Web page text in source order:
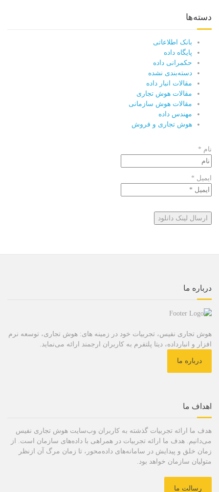
دسته‌ها
بانک اطلاعاتی
پایگاه داده
حکمرانی داده
دسته‌بندی نشده
مقالات انبار داده
مقالات هوش تجاری
مقالات هوش سازمانی
مهندس داده
هوش تجاری و فروش
نام *
ایمیل *
درباره ما
هوش تجاری نفیس، تجربیات خود در زمینه های: هوش تجاری، توسعه نرم
افزار و انبارداده، دیتا پلتفرم به کاربران ارجمند ارائه می‌نماید.
درباره ما
اهداف ما
هدف ما ارائه تجربیات گذشته به کاربران وب‌سایت هوش تجاری نفیس
می‌دانیم. هدف ما ارائه تجربیات در همراهی با داده‌های سازمان است. از
زمان خلق و پیدایش در سامانه‌های داده‌محور، تا زمان مرگ آن ازنظر
متولیان سازمان خواهد بود.
رسالت ما